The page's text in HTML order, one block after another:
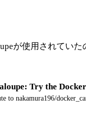
が使用されてい
Try the
to nakamura196/